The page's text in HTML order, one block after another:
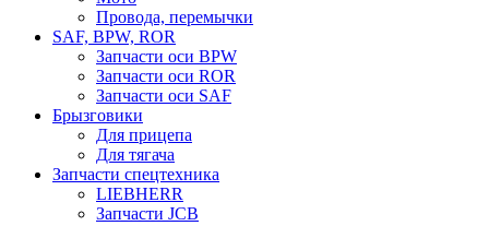
Провода, перемычки
SAF, BPW, ROR
Запчасти оси BPW
Запчасти оси ROR
Запчасти оси SAF
Брызговики
Для прицепа
Для тягача
Запчасти спецтехника
LIEBHERR
Запчасти JCB